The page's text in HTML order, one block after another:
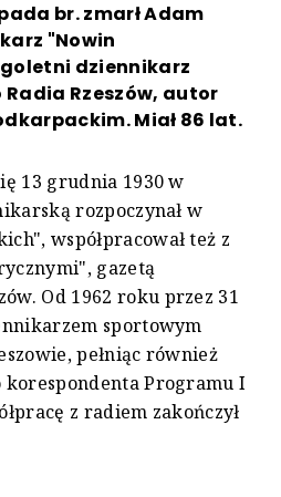
br. zmarł Adam
"Nowin
dziennikarz
Rzeszów, autor
Miał 86 lat.
13 grudnia 1930 w
rozpoczynał w
współpracował też z
gazetą
Od 1962 roku przez 31
sportowym
pełniąc również
Programu I
z radiem zakończył